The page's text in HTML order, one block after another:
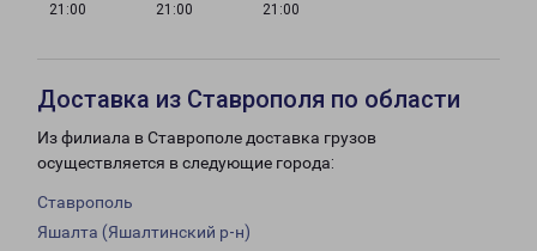
21:00
21:00
21:00
Доставка из Ставрополя по области
Из филиала в Ставрополе доставка грузов
осуществляется в следующие города:
Ставрополь
Яшалта (Яшалтинский р-н)